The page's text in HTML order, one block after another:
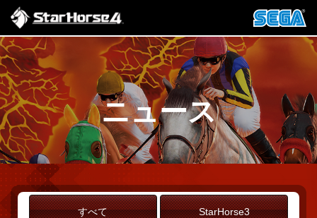
ニュース
すべて StarHorse3